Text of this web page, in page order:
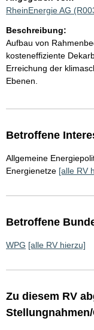
RheinEnergie AG
Beschreibung:
Aufbau von
kosteneffiziente
Erreichung der
Ebenen.
Betroffene
Allgemeine
Energienetze [alle RV
Betroffene
WPG [alle RV hierzu]
Zu diesem RV